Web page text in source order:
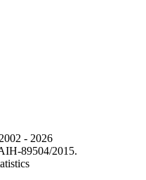
- 2026
89504/2015.